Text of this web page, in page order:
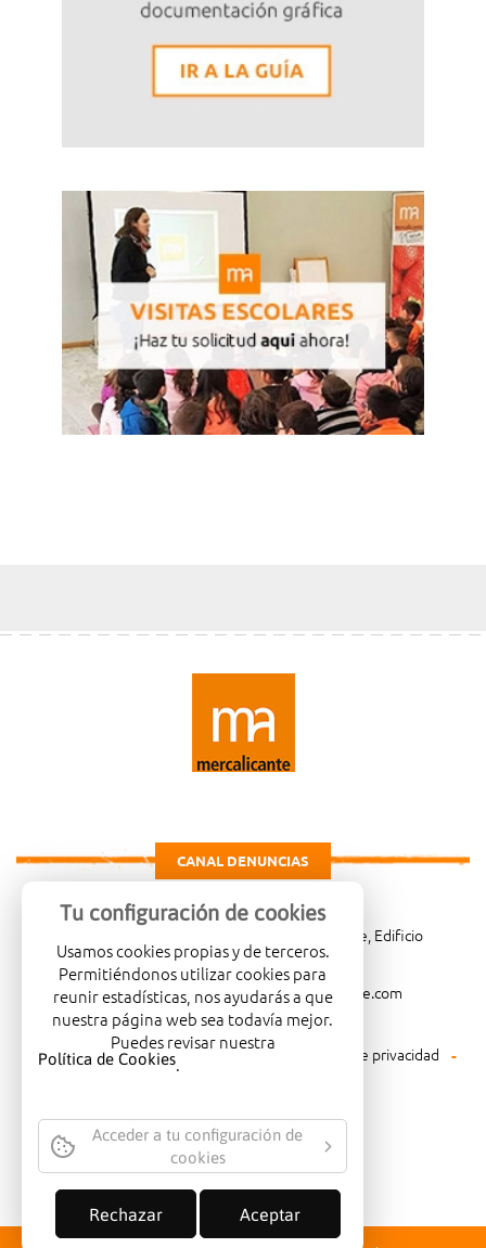
CANAL DENUNCIAS
Carretera de Madrid Km. 4, 03114 Alicante, Edificio
Administrativo, planta 3ª
966081001
merca@mercalicante.com
Aviso legal Política de cookies
Política de privacidad
Política medioambiental
EMPRESA CERTIFICADA CON EL
Tu configuración de cookies
Usamos cookies propias y de terceros.
Permitiéndonos utilizar cookies para
reunir estadísticas, nos ayudarás a que
nuestra página web sea todavía mejor.
Puedes revisar nuestra
Política de Cookies.
Acceder a tu configuración de
cookies
Rechazar Aceptar